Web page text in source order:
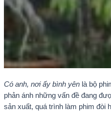
Có anh, nơi ấy bình yên là bộ
phản ánh những vấn đề đang
sản xuất, quá trình làm phim đòi